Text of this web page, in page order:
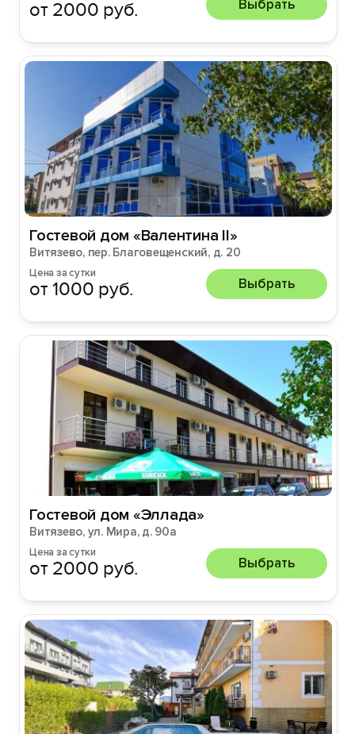
от 2000 руб. Выбрать
Гостевой дом «Валентина II»
Витязево, пер. Благовещенский, д. 20
Цена за сутки
от 1000 руб. Выбрать
Гостевой дом «Эллада»
Витязево, ул. Мира, д. 90а
Цена за сутки
от 2000 руб. Выбрать